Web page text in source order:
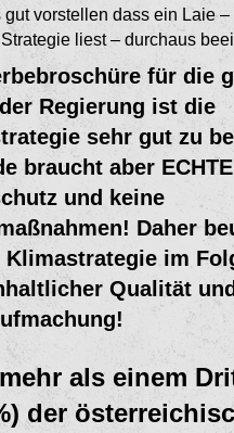
gut vorstellen dass ein Laie
liest – durchaus
für die
Regierung ist die
sehr gut zu
braucht aber
und keine
Daher
im
Qualität
als einem
der